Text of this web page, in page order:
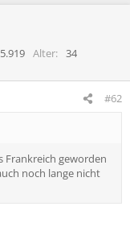
5.919 Alter
34
#62
Frankreich geworden
noch lange nicht